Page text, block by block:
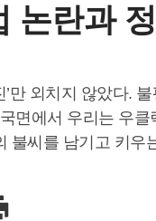
논란과
’만 외치지 않았다.
면에서 우리는 우
불씨를 남기고 키우